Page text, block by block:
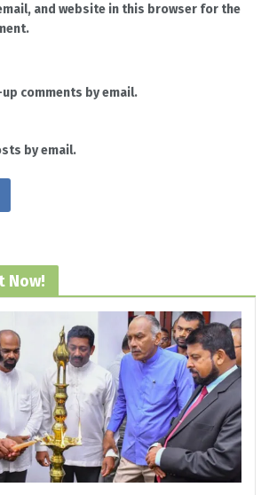
and website in this browser for the
comments by email.
by email.
Now!